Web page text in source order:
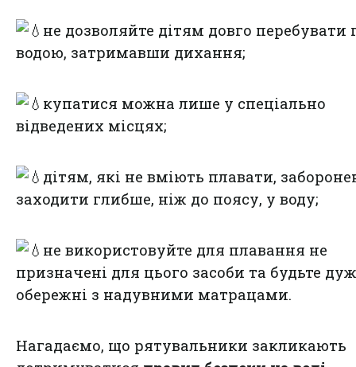
не дозволяйте дітям довго перебувати
водою, затримавши дихання;
купатися можна лише у спеціально
відведених місцях;
дітям, які не вміють плавати,
заходити глибше, ніж до поясу, у воду;
не використовуйте для плавання не
призначені для цього засоби та будьте
обережні з надувними матрацами.
Нагадаємо, що рятувальники закликають